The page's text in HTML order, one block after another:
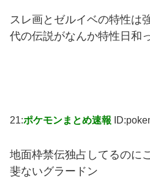
スレ画とゼルイベの特性は
代の伝説がなんか特性日和
21:ポケモンまとめ速報
地面枠禁伝独占してるのに
斐ないグラードン